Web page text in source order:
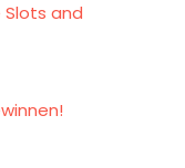
Slots and